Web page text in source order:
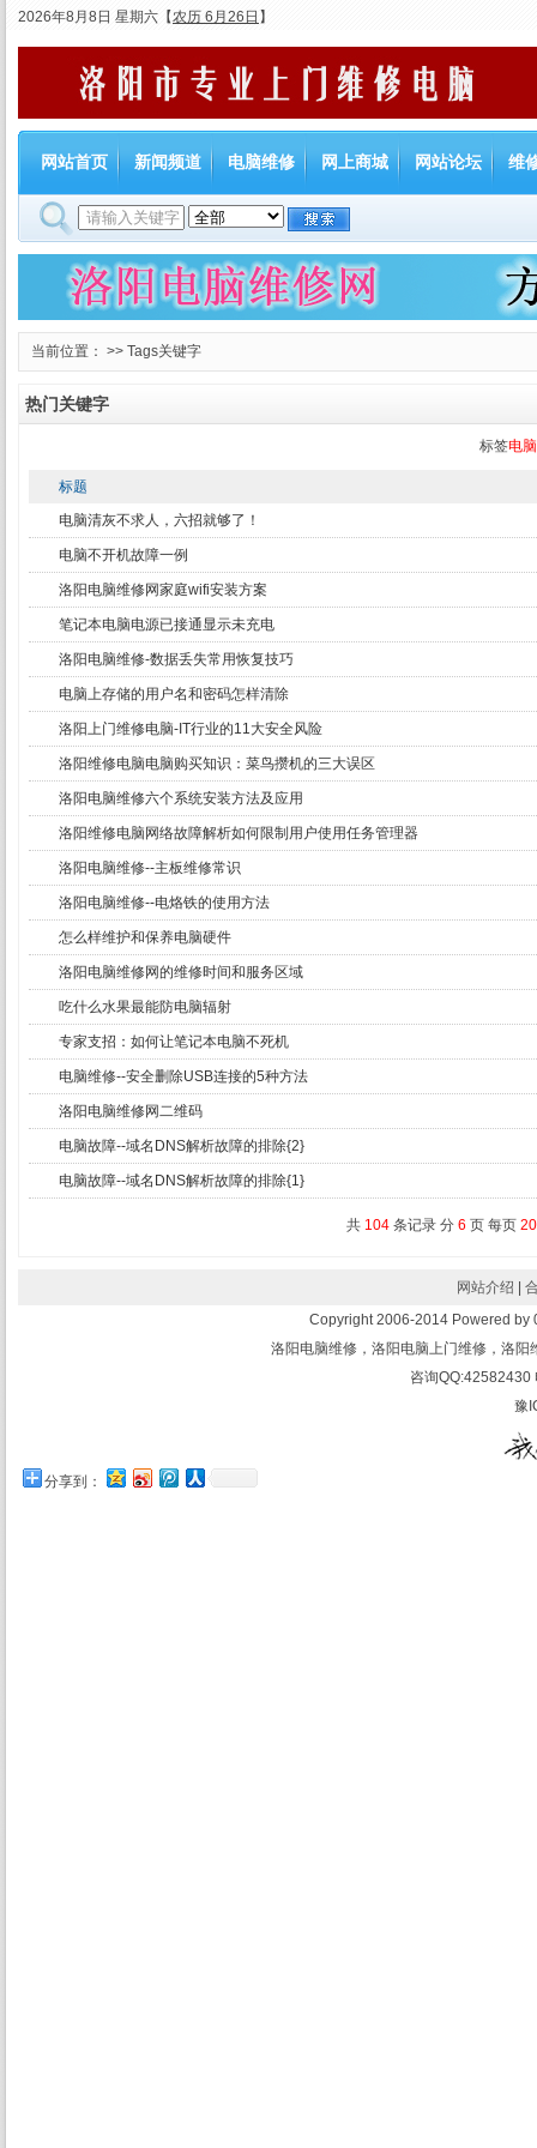
2026年8月8日 星期六 【农历 6月26日 】
网站首页 新闻频道 电脑维修 网上商城 网站论坛 维
当前位置： >> Tags关键字
热门关键字
标签电脑
标题
电脑清灰不求人，六招就够了！
电脑不开机故障一例
洛阳电脑维修网家庭wifi安装方案
笔记本电脑电源已接通显示未充电
洛阳电脑维修-数据丢失常用恢复技巧
电脑上存储的用户名和密码怎样清除
洛阳上门维修电脑-IT行业的11大安全风险
洛阳维修电脑电脑购买知识：菜鸟攒机的三大误区
洛阳电脑维修六个系统安装方法及应用
洛阳维修电脑网络故障解析如何限制用户使用任务管理器
洛阳电脑维修--主板维修常识
洛阳电脑维修--电烙铁的使用方法
怎么样维护和保养电脑硬件
洛阳电脑维修网的维修时间和服务区域
吃什么水果最能防电脑辐射
专家支招：如何让笔记本电脑不死机
电脑维修--安全删除USB连接的5种方法
洛阳电脑维修网二维码
电脑故障--域名DNS解析故障的排除{2}
电脑故障--域名DNS解析故障的排除{1}
共 104条记录 分 6 页 每页 20
网站介绍
Copyright 2006-2014 Powered by
洛阳电脑维修，洛阳电脑上门维修，洛
咨询
豫
分享到：